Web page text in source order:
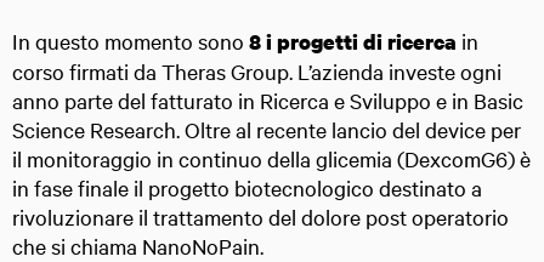
In questo momento sono 8 i progetti di ricerca in
corso firmati da Theras Group. L’azienda investe ogni
anno parte del fatturato in Ricerca e Sviluppo e in Basic
Science Research. Oltre al recente lancio del device per
il monitoraggio in continuo della glicemia (DexcomG6) è
in fase finale il progetto biotecnologico destinato a
rivoluzionare il trattamento del dolore post operatorio
che si chiama NanoNoPain.